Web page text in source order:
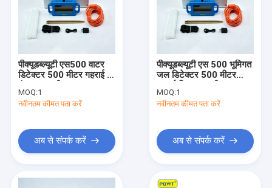
पीक्यूडब्ल्यूटी एस500 वाटर
डिटेक्टर 500 मीटर गहराई 7
MOQ:1
नवीनतम कीमत पता करें
अब से संपर्क करें
पीक्यूडब्ल्यूटी एस 500 भूमिगत
जल डिटेक्टर 500 मीटर
MOQ:1
नवीनतम कीमत पता करें
अब से संपर्क करें